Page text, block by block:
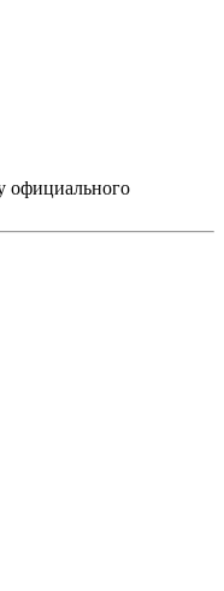
официального